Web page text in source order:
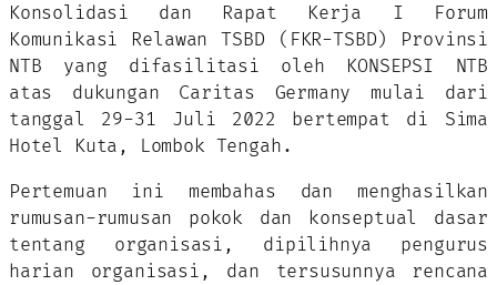
Konsolidasi dan Rapat Kerja I Forum
Komunikasi Relawan TSBD (FKR-TSBD) Provinsi
NTB yang difasilitasi oleh KONSEPSI NTB
atas dukungan Caritas Germany mulai dari
tanggal 29-31 Juli 2022 bertempat di Sima
Hotel Kuta, Lombok Tengah.
Pertemuan ini membahas dan menghasilkan
rumusan-rumusan pokok dan konseptual dasar
tentang organisasi, dipilihnya pengurus
harian organisasi, dan tersusunnya rencana